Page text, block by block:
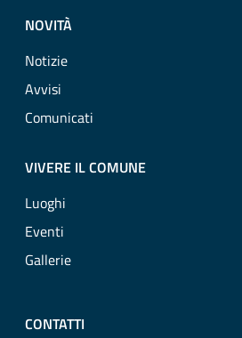
NOVITÀ
Notizie
Avvisi
Comunicati
VIVERE IL COMUNE
Luoghi
Eventi
Gallerie
CONTATTI